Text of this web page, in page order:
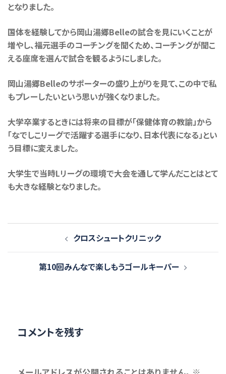
となりました。
国体を経験してから岡山湯郷Belleの試合を見にいくことが
増やし、福元選手のコーチングを聞くため、コーチングが聞こ
える座席を選んで試合を観るようにしました。
岡山湯郷Belleのサポーターの盛り上がりを見て、この中で私
もプレーしたいという思いが強くなりました。
大学卒業するときには将来の目標が「保健体育の教諭」から
「なでしこリーグで活躍する選手になり、日本代表になる」とい
う目標に変えました。
大学生で当時Lリーグの環境で大会を通して学んだことはとて
も大きな経験となりました。
投
ナ
クロスシュートクリニック
第10回みんなで楽しもうゴールキーパー
コメントを残す